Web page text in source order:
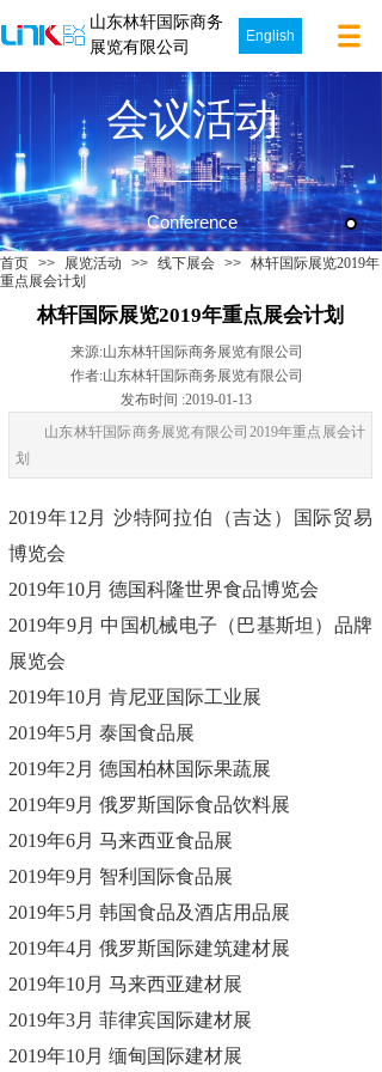
山东林轩国际商务
展览有限公司
English
会议活动
Conference
首页 >> 展览活动 >> 线下展会 >> 林轩国际展览2019年
重点展会计划
林轩国际展览2019年重点展会计划
来源:山东林轩国际商务展览有限公司
作者:山东林轩国际商务展览有限公司
发布时间 :2019-01-13
山东林轩国际商务展览有限公司2019年重点展会计
划
2019年12月 沙特阿拉伯（吉达）国际贸易
博览会
2019年10月 德国科隆世界食品博览会
2019年9月 中国机械电子（巴基斯坦）品牌
展览会
2019年10月 肯尼亚国际工业展
2019年5月 泰国食品展
2019年2月 德国柏林国际果蔬展
2019年9月 俄罗斯国际食品饮料展
2019年6月 马来西亚食品展
2019年9月 智利国际食品展
2019年5月 韩国食品及酒店用品展
2019年4月 俄罗斯国际建筑建材展
2019年10月 马来西亚建材展
2019年3月 菲律宾国际建材展
2019年10月 缅甸国际建材展